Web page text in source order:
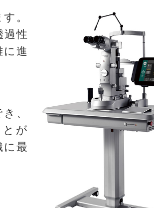
。
過性
進
、
とが
に最